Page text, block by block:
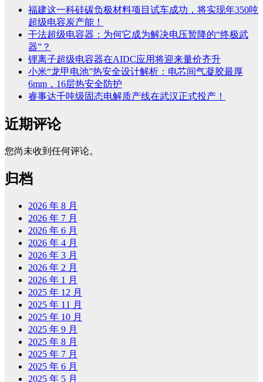
福建这一科硅碳负极材料项目试车成功，将实现年350吨
超级电容炭产能！
干法超级电容器：为何它成为解决电压暂降的“终极武
器”？
锂离子超级电容器在AIDC应用将迎来量价齐升
小米“龙甲电池”热安全设计解析：电芯间气凝胶最厚
6mm，16层热安全防护
睿事达千吨级固态电解质产线在武汉正式投产！
近期评论
您尚未收到任何评论。
归档
2026 年 8 月
2026 年 7 月
2026 年 6 月
2026 年 4 月
2026 年 3 月
2026 年 2 月
2026 年 1 月
2025 年 12 月
2025 年 11 月
2025 年 10 月
2025 年 9 月
2025 年 8 月
2025 年 7 月
2025 年 6 月
2025 年 5 月